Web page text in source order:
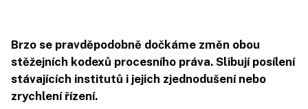
Brzo se pravděpodobně dočkáme změn obou
stěžejních kodexů procesního práva. Slibují posílení
stávajících institutů i jejich zjednodušení nebo
zrychlení řízení.